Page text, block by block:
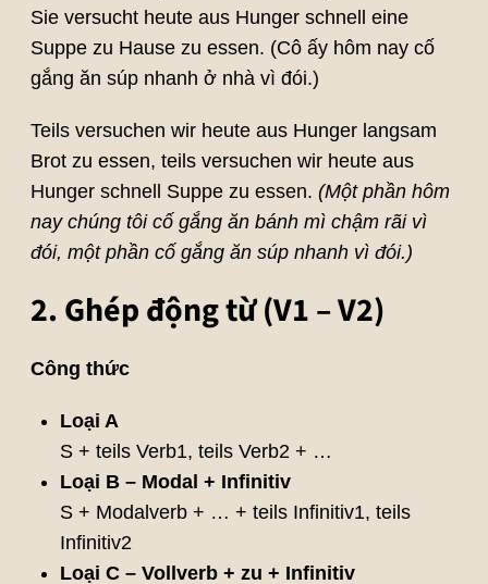
Sie versucht heute aus Hunger schnell eine
Suppe zu Hause zu essen. (Cô ấy hôm nay cố
gắng ăn súp nhanh ở nhà vì đói.)
Teils versuchen wir heute aus Hunger langsam
Brot zu essen, teils versuchen wir heute aus
Hunger schnell Suppe zu essen. (Một phần hôm
nay chúng tôi cố gắng ăn bánh mì chậm rãi vì
đói, một phần cố gắng ăn súp nhanh vì đói.)
2. Ghép động từ (V1 – V2)
Công thức
Loại A
S + teils Verb1, teils Verb2 + …
Loại B – Modal + Infinitiv
S + Modalverb + … + teils Infinitiv1, teils
Infinitiv2
Loại C – Vollverb + zu + Infinitiv